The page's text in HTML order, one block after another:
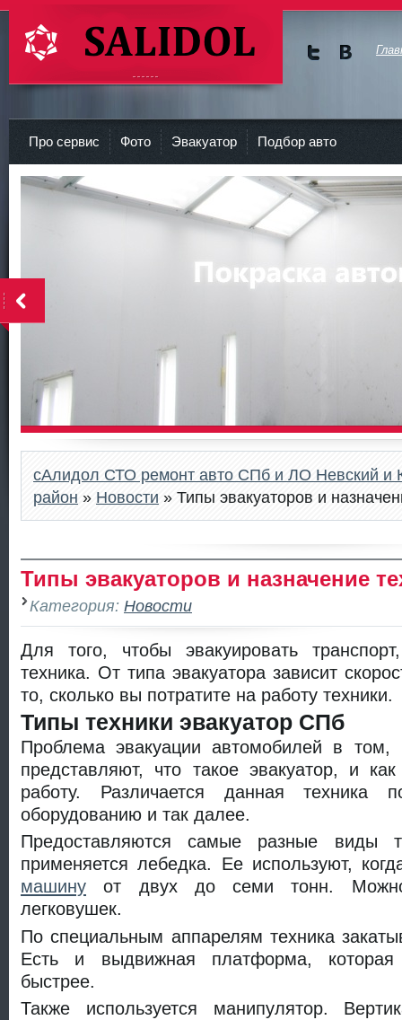
СТО Салидол | salidol в СПб и ЛО
Про сервис Фото Эвакуатор Подбор авто
сАлидол СТО ремонт авто СПб и ЛО Невский и
район » Новости » Типы эвакуаторов и
Типы эвакуаторов и назначение
Категория: Новости
Для того, чтобы эвакуировать
техника. От типа эвакуатора зависит
то, сколько вы потратите на работу техники.
Типы техники эвакуатор СПб
Проблема эвакуации автомобилей в том,
представляют, что такое эвакуатор, и
работу. Различается данная техника
оборудованию и так далее.
Предоставляются самые разные виды
применяется лебедка. Ее используют,
машину от двух до семи тонн. Можно
легковушек.
По специальным аппарелям техника
Есть и выдвижная платформа, которая
быстрее.
Также используется манипулятор.